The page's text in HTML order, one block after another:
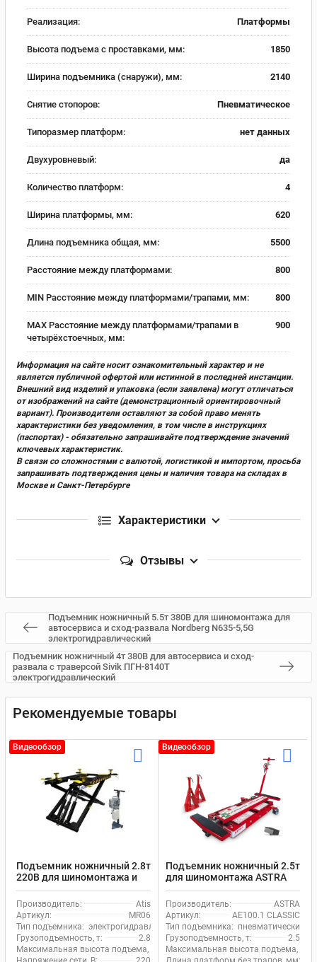
Реализация: Платформы
Высота подъема с проставками, мм: 1850
Ширина подъемника (снаружи), мм: 2140
Снятие стопоров: Пневматическое
Типоразмер платформ: нет данных
Двухуровневый: да
Количество платформ: 4
Ширина платформы, мм: 620
Длина подъемника общая, мм: 5500
Расстояние между платформами: 800
MIN Расстояние между платформами/трапами, мм: 800
MAX Расстояние между платформами/трапами в
четырёхстоечных, мм:
900
Информация на сайте носит ознакомительный характер и не
является публичной офертой или истинной в последней инстанции.
Внешний вид изделий и упаковка (если заявлена) могут отличаться
от изображений на сайте (демонстрационный ориентировочный
вариант). Производители оставляют за собой право менять
характеристики без уведомления, в том числе в инструкциях
(паспортах) - обязательно запрашивайте подтверждение значений
ключевых характеристик.
В связи со сложностями с валютой, логистикой и импортом, просьба
запрашивать подтверждения цены и наличия товара на складах в
Москве и Санкт-Петербурге
Характеристики
Отзывы
Подъемник ножничный 5.5т 380В для шиномонтажа для
автосервиса и сход-развала Nordberg N635-5,5G
электрогидравлический
Подъемник ножничный 4т 380В для автосервиса и сход-
развала с траверсой Sivik ПГН-8140Т
электрогидравлический
Рекомендуемые товары
Видеообзор
Подъемник ножничный 2.8т
220В для шиномонтажа и
автосервиса Atis MR06
электрогидравлический
передвижной
Производитель:
Atis
Артикул:
MR06
Тип подъемника: электрогидравлический
Грузоподъемность, т:
2.8
Максимальная высота подъема, мм:
1400
Видеообзор
Подъемник ножничный 2.5т
для шиномонтажа ASTRA
AE100.1 CLASSIC
пневматический
передвижной
Производитель:
ASTRA
Артикул:
AE100.1 CLASSIC
Тип подъемника: пневматический
Грузоподъемность, т:
2.5
Максимальная высота подъема, мм: